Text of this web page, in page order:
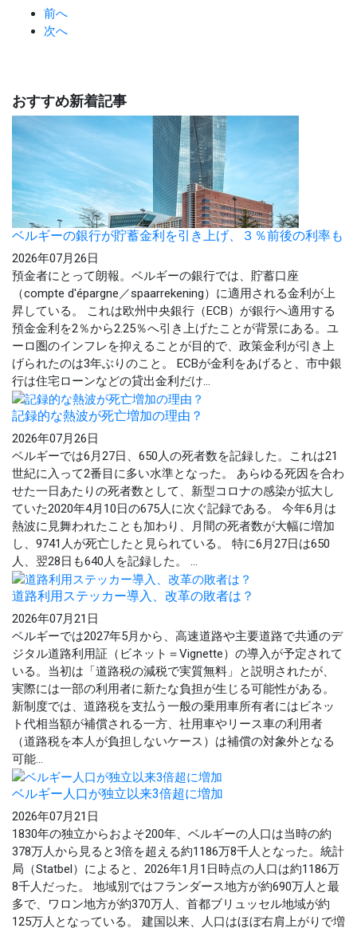
前へ
次へ
おすすめ新着記事
ベルギーの銀行が貯蓄金利を引き上げ、３％前後の利率も
2026年07月26日
預金者にとって朗報。ベルギーの銀行では、貯蓄口座
（compte d'épargne／spaarrekening）に適用される金利が上
昇している。 これは欧州中央銀行（ECB）が銀行へ適用する
預金金利を2％から2.25％へ引き上げたことが背景にある。ユ
ーロ圏のインフレを抑えることが目的で、政策金利が引き上
げられたのは3年ぶりのこと。 ECBが金利をあげると、市中銀
行は住宅ローンなどの貸出金利だけ...
記録的な熱波が死亡増加の理由？
2026年07月26日
ベルギーでは6月27日、650人の死者数を記録した。これは21
世紀に入って2番目に多い水準となった。 あらゆる死因を合わ
せた一日あたりの死者数として、新型コロナの感染が拡大し
ていた2020年4月10日の675人に次ぐ記録である。 今年6月は
熱波に見舞われたことも加わり、月間の死者数が大幅に増加
し、9741人が死亡したと見られている。 特に6月27日は650
人、翌28日も640人を記録した。 ...
道路利用ステッカー導入、改革の敗者は？
2026年07月21日
ベルギーでは2027年5月から、高速道路や主要道路で共通のデ
ジタル道路利用証（ビネット＝Vignette）の導入が予定されて
いる。当初は「道路税の減税で実質無料」と説明されたが、
実際には一部の利用者に新たな負担が生じる可能性がある。
新制度では、道路税を支払う一般の乗用車所有者にはビネッ
ト代相当額が補償される一方、社用車やリース車の利用者
（道路税を本人が負担しないケース）は補償の対象外となる
可能...
ベルギー人口が独立以来3倍超に増加
2026年07月21日
1830年の独立からおよそ200年、ベルギーの人口は当時の約
378万人から見ると3倍を超える約1186万8千人となった。統計
局（Statbel）によると、2026年1月1日時点の人口は約1186万
8千人だった。 地域別ではフランダース地方が約690万人と最
多で、ワロン地方が約370万人、首都ブリュッセル地域が約
125万人となっている。 建国以来、人口はほぼ右肩上がりで増